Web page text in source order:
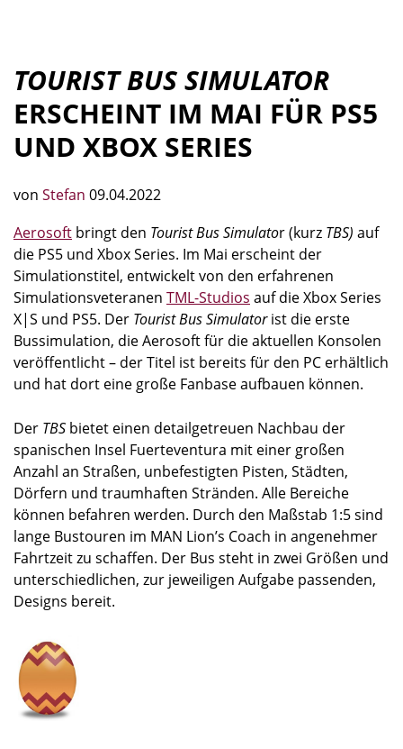
TOURIST BUS SIMULATOR
ERSCHEINT IM MAI FÜR PS5
UND XBOX SERIES
von Stefan 09.04.2022
Aerosoft bringt den Tourist Bus Simulator (kurz TBS) auf
die PS5 und Xbox Series. Im Mai erscheint der
Simulationstitel, entwickelt von den erfahrenen
Simulationsveteranen TML-Studios auf die Xbox Series
X|S und PS5. Der Tourist Bus Simulatorist die erste
Bussimulation, die Aerosoft für die aktuellen Konsolen
veröffentlicht – der Titel ist bereits für den PC erhältlich
und hat dort eine große Fanbase aufbauen können.
Der TBS bietet einen detailgetreuen Nachbau der
spanischen Insel Fuerteventura mit einer großen
Anzahl an Straßen, unbefestigten Pisten, Städten,
Dörfern und traumhaften Stränden. Alle Bereiche
können befahren werden. Durch den Maßstab 1:5 sind
lange Bustouren im MAN Lion’s Coach in angenehmer
Fahrtzeit zu schaffen. Der Bus steht in zwei Größen und
unterschiedlichen, zur jeweiligen Aufgabe passenden,
Designs bereit.